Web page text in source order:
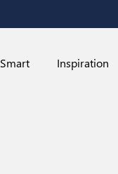
Smart Inspiration